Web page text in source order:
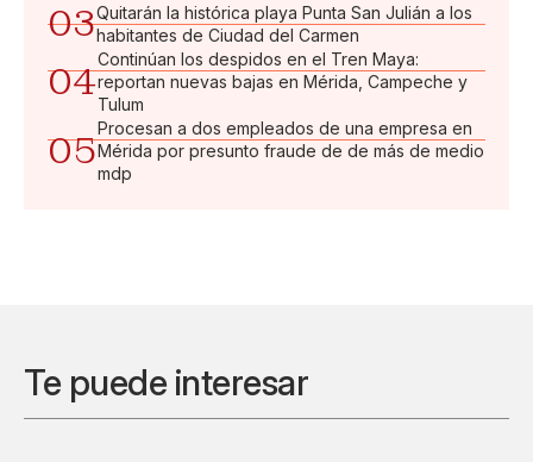
03Quitarán la histórica playa Punta San Julián a los
habitantes de Ciudad del Carmen
04
Continúan los despidos en el Tren Maya:
reportan nuevas bajas en Mérida, Campeche y
Tulum
05
Procesan a dos empleados de una empresa en
Mérida por presunto fraude de de más de medio
mdp
Te puede interesar